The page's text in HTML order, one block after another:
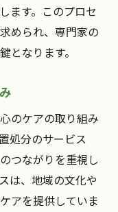
ます。このプロセ
められ、専門家の
となります。
のケアの取り組み
処分のサービス
つながりを重視し
は、地域の文化や
アを提供していま